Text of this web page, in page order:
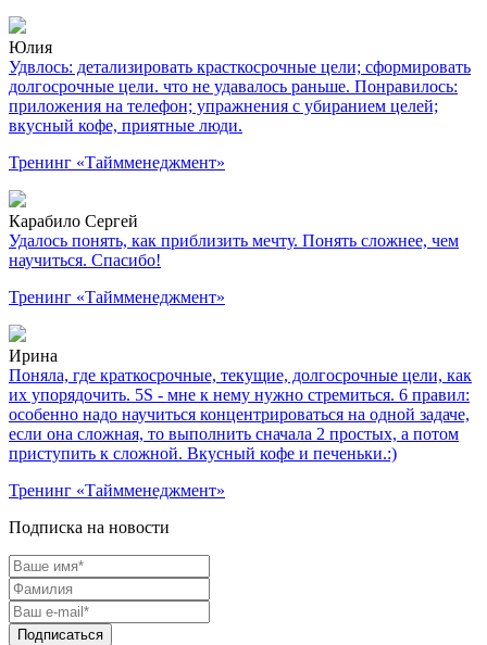
Юлия
Удвлось: детализировать красткосрочные цели; сформировать
долгосрочные цели. что не удавалось раньше. Понравилось:
приложения на телефон; упражнения с убиранием целей;
вкусный кофе, приятные люди.
Тренинг «Таймменеджмент»
Карабило Сергей
Удалось понять, как приблизить мечту. Понять сложнее, чем
научиться. Спасибо!
Тренинг «Таймменеджмент»
Ирина
Поняла, где краткосрочные, текущие, долгосрочные цели, как
их упорядочить. 5S - мне к нему нужно стремиться. 6 правил:
особенно надо научиться концентрироваться на одной задаче,
если она сложная, то выполнить сначала 2 простых, а потом
приступить к сложной. Вкусный кофе и печеньки.:)
Тренинг «Таймменеджмент»
Подписка на новости
Подписаться